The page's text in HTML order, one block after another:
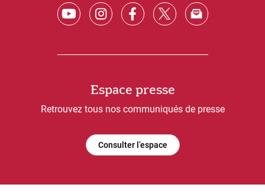
Espace presse
Retrouvez tous nos communiqués de presse
Consulter l’espace